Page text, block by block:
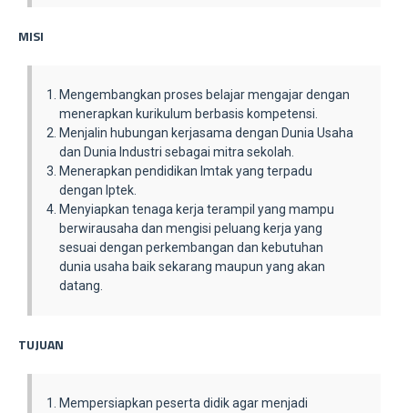
MISI
Mengembangkan proses belajar mengajar dengan
menerapkan kurikulum berbasis kompetensi.
Menjalin hubungan kerjasama dengan Dunia Usaha
dan Dunia Industri sebagai mitra sekolah.
Menerapkan pendidikan Imtak yang terpadu
dengan Iptek.
Menyiapkan tenaga kerja terampil yang mampu
berwirausaha dan mengisi peluang kerja yang
sesuai dengan perkembangan dan kebutuhan
dunia usaha baik sekarang maupun yang akan
datang.
TUJUAN
Mempersiapkan peserta didik agar menjadi